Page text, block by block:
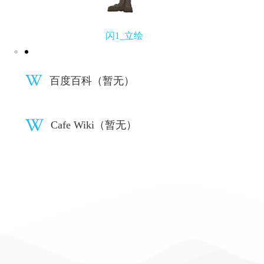
闪1_立绘
百度百科（暂无）
Cafe Wiki（暂无）